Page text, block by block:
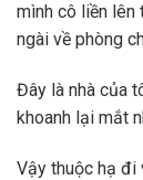
mình cô liền lên
ngài về phòng
Đây là nhà của
khoanh lại mắt
Vậy thuộc hạ đi